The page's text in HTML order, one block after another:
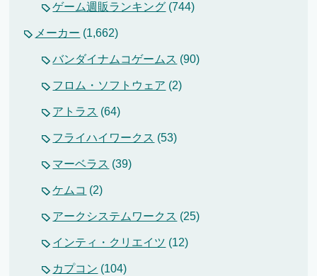
ゲーム週販ランキング (744)
メーカー (1,662)
バンダイナムコゲームス (90)
フロム・ソフトウェア (2)
アトラス (64)
フライハイワークス (53)
マーベラス (39)
ケムコ (2)
アークシステムワークス (25)
インティ・クリエイツ (12)
カプコン (104)